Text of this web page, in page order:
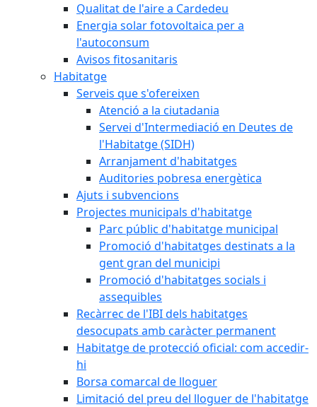
Qualitat de l'aire a Cardedeu
Energia solar fotovoltaica per a
l'autoconsum
Avisos fitosanitaris
Habitatge
Serveis que s'ofereixen
Atenció a la ciutadania
Servei d'Intermediació en Deutes de
l'Habitatge (SIDH)
Arranjament d'habitatges
Auditories pobresa energètica
Ajuts i subvencions
Projectes municipals d'habitatge
Parc públic d'habitatge municipal
Promoció d'habitatges destinats a la
gent gran del municipi
Promoció d'habitatges socials i
assequibles
Recàrrec de l'IBI dels habitatges
desocupats amb caràcter permanent
Habitatge de protecció oficial: com accedir-
hi
Borsa comarcal de lloguer
Limitació del preu del lloguer de l'habitatge